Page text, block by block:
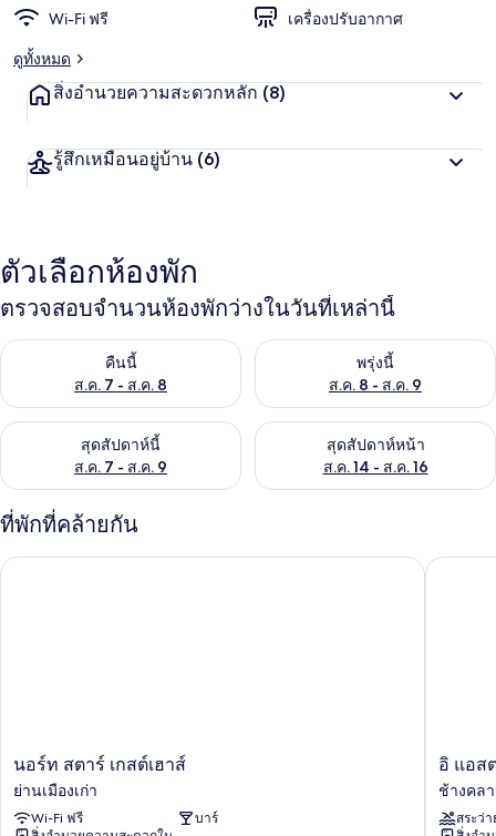
Wi-Fi ฟรี
เครื่องปรับอากาศ
ดูทั้งหมด
สิ่งอำนวยความสะดวกหลัก (8)
รู้สึกเหมือนอยู่บ้าน (6)
ตัวเลือกห้องพัก
ตรวจสอบจำนวนห้องพักว่างในวันที่เหล่านี้
คืนนี้
ส.ค. 7 - ส.ค. 8
ตรวจสอบจำนวนห้องพักว่างในคืนนี้ ส.ค. 7 - ส.ค. 8พรุ่งนี้
ส.ค. 8 - ส.ค. 9
ตรวจสอบจำนวนห้องพักว่างใน
สุดสัปดาห์นี้
ส.ค. 7 - ส.ค. 9
ตรวจสอบจำนวนห้องพักว่างในสุดสัปดาห์นี้ ส.ค. 7 - ส.ค. 9
สุดสัปดาห์หน้า
ส.ค. 14 - ส.ค. 16
ตรวจสอบจำนวนห้องพักว่างใน
ที่พักที่คล้ายกัน
นอร์ท
ส
ตาร์
เกส
นอร์ท สตาร์ เกสต์เฮาส์
ย่านเมืองเก่า
Wi-Fi ฟรี
บาร์
นอร์ท สตาร์ เกสต์เฮาส์
อิ
แอ
สตรา
ลัก
อิ แอส
ช้างคล
สระว่
อิ แอสต